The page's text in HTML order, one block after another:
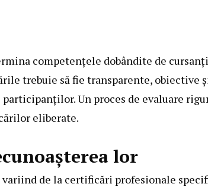
competențele dobândite de
trebuie să fie transparente, obiective
Un proces de evaluare
eliberate.
lor
variind de la certificări profesionale